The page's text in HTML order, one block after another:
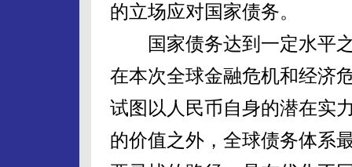
的立场应对国家债务。
国家债务达到一定水平之
在本次全球金融危机和经济
试图以人民币自身的潜在实
的价值之外，全球债务体系